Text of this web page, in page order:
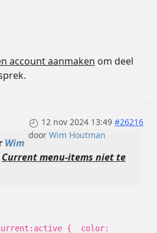
account aanmaken om deel
12 nov 2024 13:49 #26216
doorWim Houtman
Wim
Current menu-items niet te
{ color: